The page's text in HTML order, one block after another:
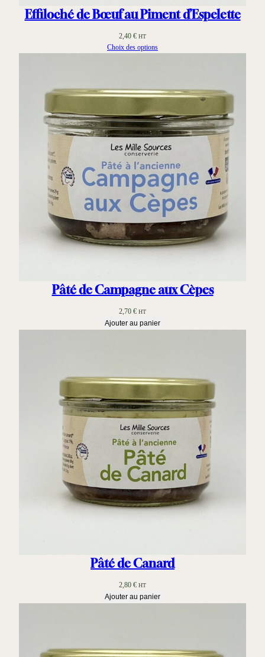
Effiloché de Bœuf au Piment d’Espelette
2,40 € HT
Choix des options
Pâté de Campagne aux Cèpes
2,70 € HT
Ajouter au panier
Pâté de Canard
2,80 € HT
Ajouter au panier